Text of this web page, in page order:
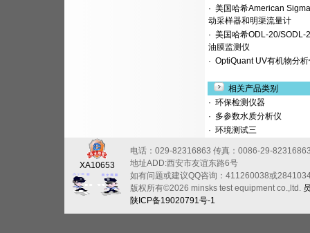
· 美国哈希American
动采样器和明渠流量计
· 美国哈希ODL-20/SODL-
油膜监测仪
· OptiQuant UV有机物分
相关产品类别
· 环保检测仪器
· 多参数水质分析仪
· 环境测试三
XA10653
电话：029-82316863 传真：0086-29-
地址ADD:西安市友谊东路6号
如有问题或建议QQ咨询：411260038或
版权所有©2026 minsks test equipment co.,ltd.
陕ICP备19020791号-1